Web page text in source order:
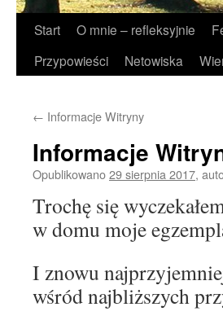
Przejdź
Start O mnie – refleksyjnie
Przypowieści
Netowiska
← Informacje Witryny
Informacje
Opublikowano29 sierpnia 2017,
Trochę się
w domu moje
I znowu
wśród najbliższych